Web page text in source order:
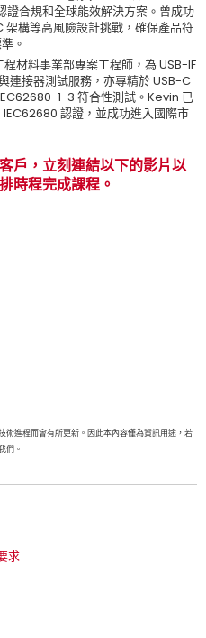
證合規和全球能效解決方案。曾成功
構等高風險設計挑戰，確保產品符
。
材料事業部專案工程師，為 USB-IF
連接器測試服務，亦專精於 USB-C
1-3 符合性測試。Kevin 已
認證，並成功進入國際市
戶，立刻連結以下的影片以
時程完成課程。
術進程而會有所更新。因此本內容僅為資訊用途，若
們。
求